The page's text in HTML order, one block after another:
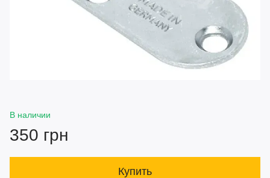
В наличии
350 грн
Купить